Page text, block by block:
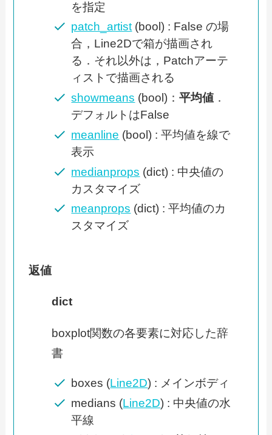
を指定
patch_artist(bool) : False の場
合，Line2Dで箱が描画され
る．それ以外は，Patchアーテ
ィストで描画される
showmeans (bool)：平均値 ．
デフォルトはFalse
meanline (bool) : 平均値を線で
表示
medianprops (dict) : 中央値の
カスタマイズ
meanprops (dict) : 平均値のカ
スタマイズ
返値
dict
boxplot関数の各要素に対応した辞
書
boxes (Line2D) : メインボディ
medians (Line2D) : 中央値の水
平線